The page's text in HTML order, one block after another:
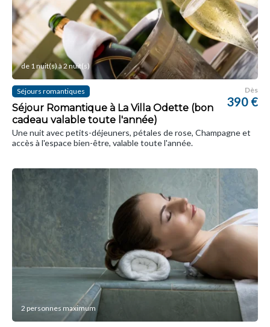
de 1 nuit(s) à 2 nuit(s)
Séjours romantiques
Séjour Romantique à La Villa Odette (bon
cadeau valable toute l'année)
Dès
390 €
Une nuit avec petits-déjeuners, pétales de rose, Champagne et
accès à l'espace bien-être, valable toute l'année.
2 personnes maximum